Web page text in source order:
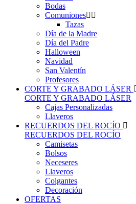
Bodas
Comuniones
Tazas
Día de la Madre
Día del Padre
Halloween
Navidad
San Valentín
Profesores
CORTE Y GRABADO LÁSER
CORTE Y GRABADO LÁSER
Cajas Personalizadas
Llaveros
RECUERDOS DEL ROCÍO
RECUERDOS DEL ROCÍO
Camisetas
Bolsos
Neceseres
Llaveros
Colgantes
Decoración
OFERTAS